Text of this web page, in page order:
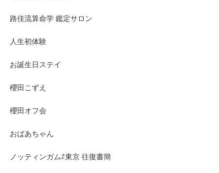
路佳流算命学 鑑定サロン
人生初体験
お誕生日ステイ
櫻田こずえ
櫻田オフ会
おばあちゃん
ノッティンガム⇄東京 往復書簡